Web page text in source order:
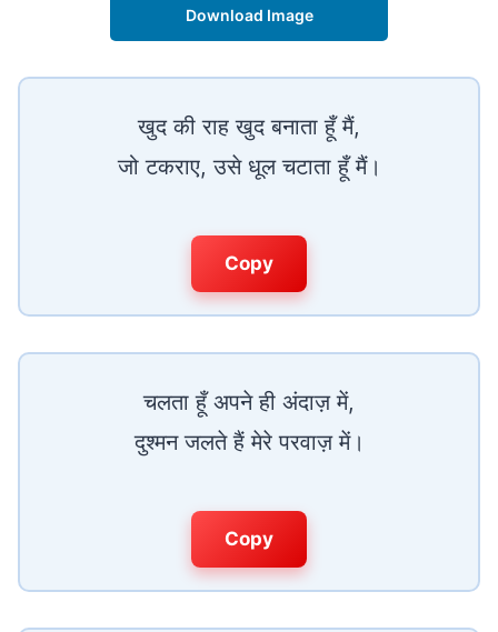
Download Image
खुद की राह खुद बनाता हूँ मैं,
जो टकराए, उसे धूल चटाता हूँ मैं।
Copy
चलता हूँ अपने ही अंदाज़ में,
दुश्मन जलते हैं मेरे परवाज़ में।
Copy